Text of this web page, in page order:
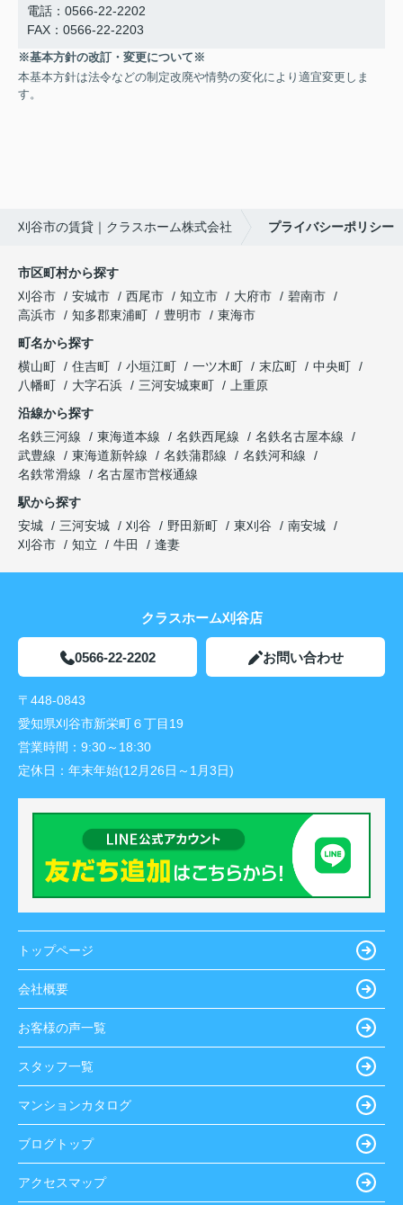
電話：0566-22-2202
FAX：0566-22-2203
※基本方針の改訂・変更について※
本基本方針は法令などの制定改廃や情勢の変化により適宜変更しま
す。
刈谷市の賃貸｜クラスホーム株式会社 プライバシーポリシー
市区町村から探す
刈谷市
安城市 西尾市 知立市 大府市
碧南市
高浜市
知多郡東浦町 豊明市
東海市
町名から探す
横山町
住吉町 小垣江町 一ツ木町 末広町
中央町
八幡町
大字石浜 三河安城東町
上重原
沿線から探す
名鉄三河線
東海道本線 名鉄西尾線
名鉄名古屋本線
武豊線
東海道新幹線 名鉄蒲郡線
名鉄河和線
名鉄常滑線
名古屋市営桜通線
駅から探す
安城
三河安城 刈谷 野田新町 東刈谷
南安城
刈谷市
知立 牛田 逢妻
クラスホーム刈谷店
0566-22-2202 お問い合わせ
〒448-0843
愛知県刈谷市新栄町６丁目19
営業時間： 9:30～18:30
定休日： 年末年始(12月26日～1月3日)
トップページ
会社概要
お客様の声一覧
スタッフ一覧
マンションカタログ
ブログトップ
アクセスマップ